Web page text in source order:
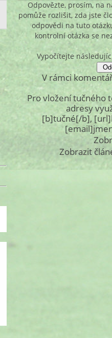
Odpovězte, prosím, na
pomůže rozlišit, zda jste
odpovědi na tuto
kontrolní otázka se
Vypočítejte
V rámci
Pro vložení tučného
adresy
[b]tučné[/b],
Zobrazit